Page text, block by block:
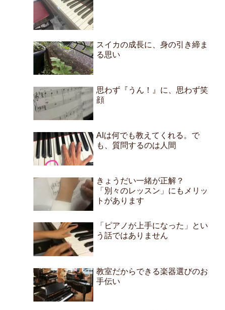
スイカの成長に、身の引き締ま
る思い
思わず『うん！』に、思わず笑
顔
AIは何でも教えてくれる。で
も、質問するのは人間
きょうだい一緒が正解？
「別々のレッスン」にもメリッ
トがあります
「ピアノが上手になった」とい
う話ではありません
教室だからできる楽器選びのお
手伝い